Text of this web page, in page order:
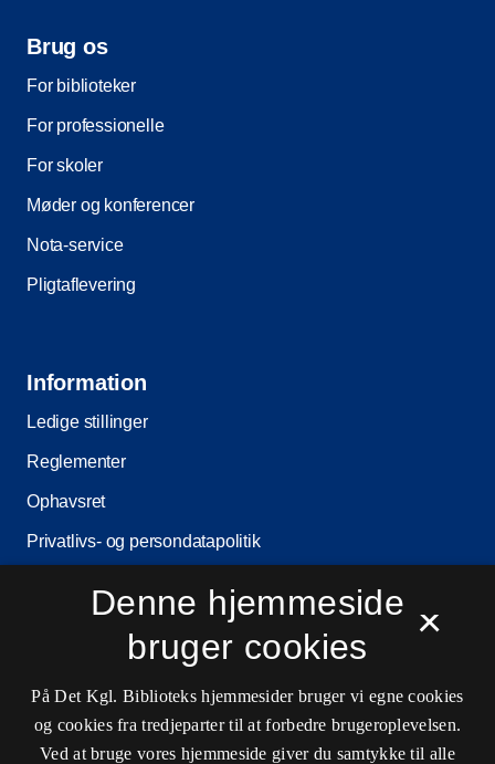
Brug os
For biblioteker
For professionelle
For skoler
Møder og konferencer
Nota-service
Pligtaflevering
Information
Ledige stillinger
Reglementer
Ophavsret
Privatlivs- og persondatapolitik
Driftsstatus
Cookieindstillinger
Kontaktinformationer
×
Denne hjemmeside
bruger cookies
På Det Kgl. Biblioteks hjemmesider bruger vi egne cookies
og cookies fra tredjeparter til at forbedre brugeroplevelsen.
Ved at bruge vores hjemmeside giver du samtykke til alle